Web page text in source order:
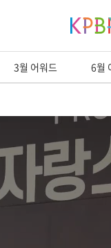
3월 어워드 6월